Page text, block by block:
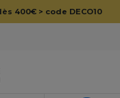
400€ > code DECO10